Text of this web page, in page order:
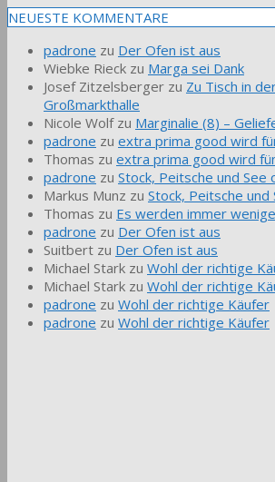
NEUESTE KOMMENTARE
padrone zu Der Ofen ist aus
Wiebke Rieck zu Marga sei Dank
Josef Zitzelsberger zu Zu Tisch in
Großmarkthalle
Nicole Wolfzu Marginalie (8) –
padrone zu extra prima good wird
Thomas zu extra prima good wird
padrone zu Stock, Peitsche und See
Markus Munz zu Stock, Peitsche
Thomas zu Es werden immer
padrone zu Der Ofen ist aus
Suitbert zu Der Ofen ist aus
Michael Stark zu Wohl der richtige
Michael Stark zu Wohl der richtige
padrone zu Wohl der richtige Käufer
padrone zu Wohl der richtige Käufer